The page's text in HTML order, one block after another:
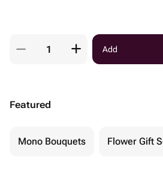
Add
Featured
Mono Bouquets Flower Gift